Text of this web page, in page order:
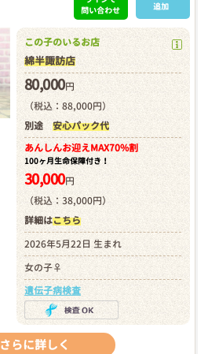
問い合わせ
追加
この子のいるお店
綿半諏訪店
80,000円
（税込：88,000円）
別途 安心パック代
あんしんお迎えMAX70%割
100ヶ月生命保障付き！
30,000円
（税込：38,000円）
詳細はこちら
2026年5月22日 生まれ
女の子♀
遺伝子病検査
さらに詳しく